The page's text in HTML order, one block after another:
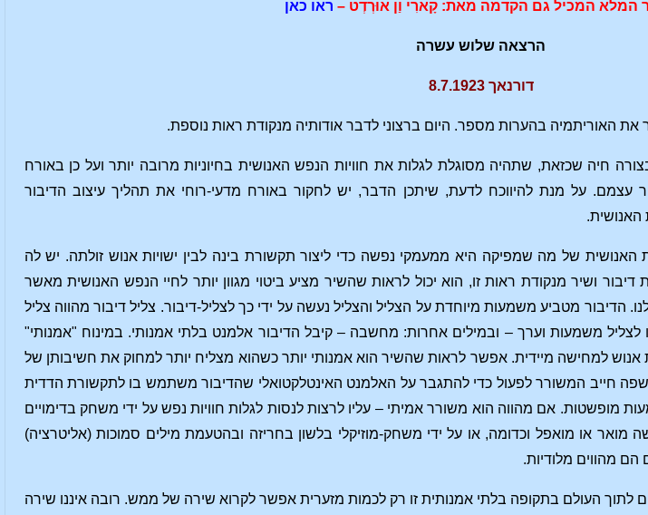
המלא המכיל גם הקדמה מאת: קארִי ון אוּרדט – ראו כאן
הרצאה שלוש עשרה
דורנאך 8.7.1923
את האוריתמיה בהערות מספר. היום ברצוני לדבר אודותיה מנקודת ראות נוספת.
בצורה חיה שכזאת, שתהיה מסוגלת לגלות את חוויות הנפש האנושית בחיוניות מרובה יותר ועל כן באורח
עצמם. על מנת להיווכח לדעת, שיתכן הדבר, יש לחקור באורח מדעי-רוחי את תהליך עיצוב הדיבור
האנושית.
האנושית של מה שמפיקה היא ממעמקי נפשה כדי ליצור תקשורת בינה לבין ישויות אנוש זולתה. יש לה
ושיר מנקודת ראות זו, הוא יכול לראות שהשיר מציע ביטוי מגוון יותר לחיי הנפש האנושית מאשר
הדיבור מטביע משמעות מיוחדת על הצליל והצליל נעשה על ידי כך לצליל-דיבור. צליל דיבור מהווה צליל
משמעות וערך – ובמילים אחרות: מחשבה – קיבל הדיבור אלמנט בלתי אמנותי. במינוח "אמנותי"
אנוש למחישה מיידית. אפשר לראות שהשיר הוא אמנותי יותר כשהוא מצליח יותר למחוק את חשיבותן של
לשפה חייב המשורר לפעול כדי להתגבר על האלמנט האינטלקטואלי שהדיבור משתמש בו לתקשורת הדדית
אם מהווה הוא משורר אמיתי – עליו לרצות לנסות לגלות חוויות נפש על ידי משחק בדימויים
או מואפל וכדומה, או על ידי משחק-מוזיקלי בלשון בחריזה ובהטעמת מילים סמוכות (אליטרציה)
מהווים מלודיות.
לתוך העולם בתקופה בלתי אמנותית זו רק לכמות מזערית אפשר לקרוא שירה של ממש. רובה איננו שירה